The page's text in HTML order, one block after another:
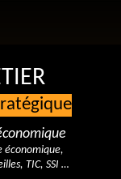
économique,
TIC, SSI …